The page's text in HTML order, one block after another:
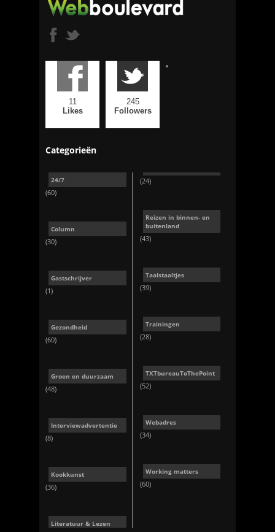
11
Likes
245
Followers
Categorieën
24/7
(60)
Column
(30)
Gastschrijver
(1)
Gezondheid
(60)
Groen en duurzaam
(48)
Interviewadvertentie
(8)
Kookkunst
(36)
Literatuur & Lezen
(24)
Reizen in binnen- en
buitenland
(43)
Taalstaaltjes
(39)
Trainingen
(28)
TXTbureauToThePoint
(52)
Webadres
(34)
Working matters
(60)